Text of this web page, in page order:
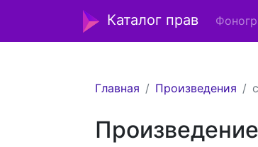
Каталог прав
Главная Произведения
Произведение